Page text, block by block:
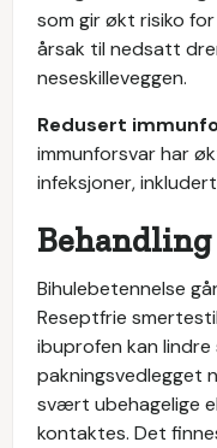
som gir økt risiko
årsak til nedsatt
neseskilleveggen.
Redusert
immunforsvar har
infeksjoner,
Behandling
Bihulebetennelse
Reseptfrie
ibuprofen kan lindre
pakningsvedlegget
svært ubehagelige
kontaktes. Det